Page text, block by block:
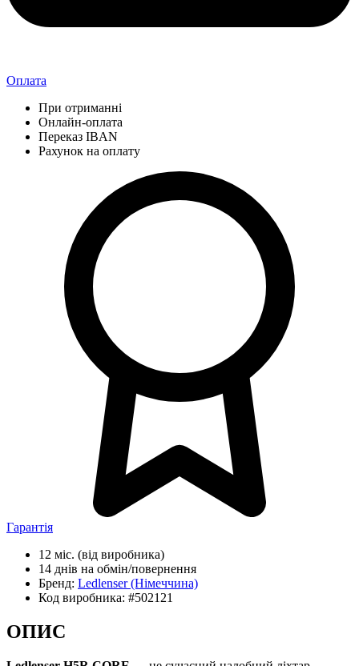
Оплата
При отриманні
Онлайн-оплата
Переказ IBAN
Рахунок на оплату
Гарантія
12 міс. (від виробника)
14 днів на обмін/повернення
Бренд: Ledlenser(Німеччина)
Код виробника: #502121
ОПИС